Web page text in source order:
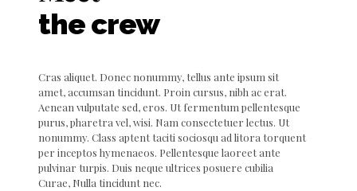
the crew
Cras aliquet. Donec nonummy, tellus ante ipsum sit
amet, accumsan tincidunt. Proin cursus, nibh ac erat.
Aenean vulputate sed, eros. Ut fermentum pellentesque
purus, pharetra vel, wisi. Nam consectetuer lectus. Ut
nonummy. Class aptent taciti sociosqu ad litora torquent
per inceptos hymenaeos. Pellentesque laoreet ante
pulvinar turpis. Duis neque ultrices posuere cubilia
Curae, Nulla tincidunt nec.